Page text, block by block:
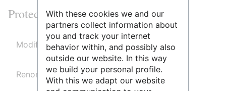
Protection de la page
Modifier
Autoriser tous les utilisateurs
(infini)
Renommer
Autoriser tous les utilisateurs
(infini)
With these cookies we and our
partners collect information about
you and track your internet
behavior within, and possibly also
outside our website. In this way
we build your personal profile.
With this we adapt our website